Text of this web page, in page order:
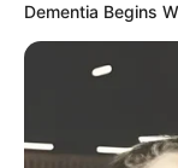
Dementia Begins